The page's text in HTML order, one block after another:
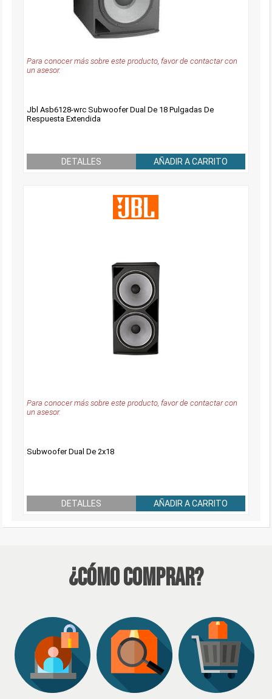
Para conocer más sobre este producto, favor de contactar con
un asesor.
Jbl Asb6128-wrc Subwoofer Dual De 18 Pulgadas De
Respuesta Extendida
DETALLES AÑADIR A CARRITO
Para conocer más sobre este producto, favor de contactar con
un asesor.
Subwoofer Dual De 2x18
DETALLES AÑADIR A CARRITO
¿Cómo Comprar?